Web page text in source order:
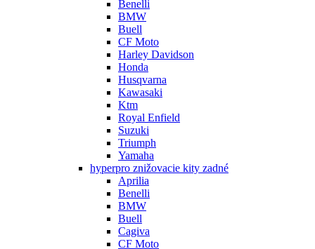
Benelli
BMW
Buell
CF Moto
Harley Davidson
Honda
Husqvarna
Kawasaki
Ktm
Royal Enfield
Suzuki
Triumph
Yamaha
hyperpro znižovacie kity zadné
Aprilia
Benelli
BMW
Buell
Cagiva
CF Moto